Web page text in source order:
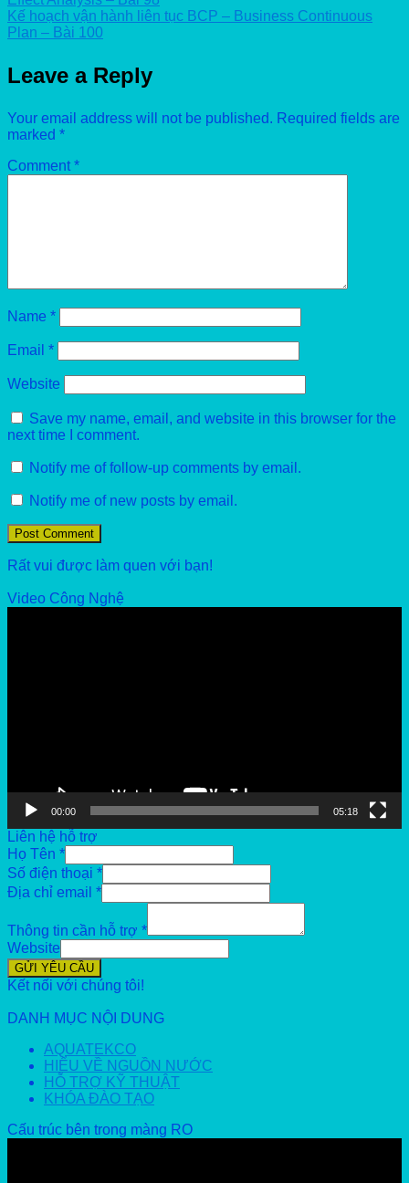
Kế hoạch vận hành liên tục BCP – Business Continuous
Plan – Bài 100
Leave a Reply
Your email address will not be published. Required fields are
marked *
Comment*
Name *
Email *
Website
Save my name, email, and website in this browser for the
next time I comment.
Notify me of follow-up comments by email.
Notify me of new posts by email.
Rất vui được làm quen với bạn!
Video Công Nghệ
00:00 05:18
Liên hệ hỗ trợ
Họ Tên *
Số điện thoại *
Địa chỉ email *
Thông tin cần hỗ trợ *
Website
GỬI YÊU CẦU
Kết nối với chúng tôi!
DANH MỤC NỘI DUNG
AQUATEKCO
HIỂU VỀ NGUỒN NƯỚC
HỖ TRỢ KỸ THUẬT
KHÓA ĐÀO TẠO
Cấu trúc bên trong màng RO